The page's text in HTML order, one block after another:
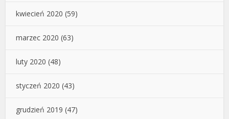
kwiecień 2020 (59)
marzec 2020 (63)
luty 2020 (48)
styczeń 2020 (43)
grudzień 2019 (47)